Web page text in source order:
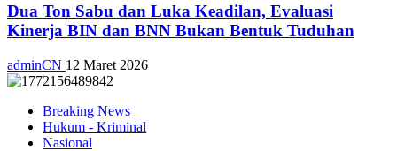
Dua Ton Sabu dan Luka Keadilan, Evaluasi
Kinerja BIN dan BNN Bukan Bentuk Tuduhan
adminCN 12 Maret 2026
Breaking News
Hukum - Kriminal
Nasional